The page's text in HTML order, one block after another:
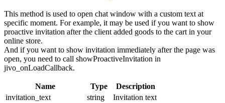
This method is used to open chat window with a custom text at
specific moment. For example, it may be used if you want to show
proactive invitation after the client added goods to the cart in your
online store.
And if you want to show invitation immediately after the page was
open, you need to call showProactiveInvitation in
jivo_onLoadCallback.
Name Type
Description
invitation_text
string
Invitation text